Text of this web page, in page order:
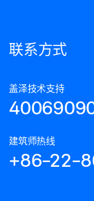
联系方式
盖泽技术支持
建筑师热线
+86-22-